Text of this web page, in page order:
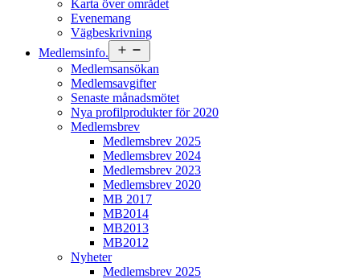
Karta över området
Evenemang
Vägbeskrivning
Medlemsinfo.
meny
Medlemsansökan
Medlemsavgifter
Senaste månadsmötet
Nya profilprodukter för 2020
Medlemsbrev
Medlemsbrev 2025
Medlemsbrev 2024
Medlemsbrev 2023
Medlemsbrev 2020
MB 2017
MB2014
MB2013
MB2012
Nyheter
Medlemsbrev 2025